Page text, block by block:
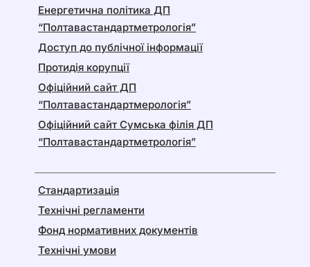
Енергетична політика ДП
“Полтавастандартметрологія”
Доступ до публічної інформації
Протидія корупції
Офіційний сайт ДП
“Полтавастандартмерологія”
Офіційний сайт Сумська філія ДП
“Полтавастандартметрологія”
Стандартизація
Технічні регламенти
Фонд нормативних документів
Технічні умови